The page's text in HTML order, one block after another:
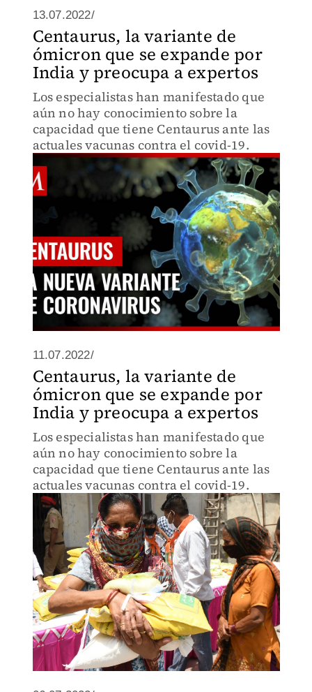
13.07.2022/
Centaurus, la variante de
ómicron que se expande por
India y preocupa a expertos
Los especialistas han manifestado que
aún no hay conocimiento sobre la
capacidad que tiene Centaurus ante las
actuales vacunas contra el covid-19.
11.07.2022/
Centaurus, la variante de
ómicron que se expande por
India y preocupa a expertos
Los especialistas han manifestado que
aún no hay conocimiento sobre la
capacidad que tiene Centaurus ante las
actuales vacunas contra el covid-19.